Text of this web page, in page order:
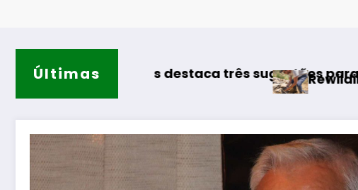
Últimas
três sugestões para os melhores momentos
Rewilding Portugal realiza